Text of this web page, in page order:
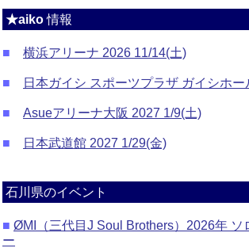
★aiko情報
■ 横浜アリーナ 2026 11/14(土)
■ 日本ガイシ スポーツプラザ ガイシホ
■ Asueアリーナ大阪 2027 1/9(土)
■ 日本武道館 2027 1/29(金)
石川県のイベント
■ ØMI（三代目J Soul Brothers）2026年 ソ
ー